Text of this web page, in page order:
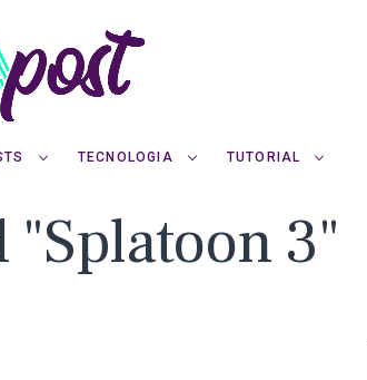
TECNOLOGIA TUTORIAL
3"